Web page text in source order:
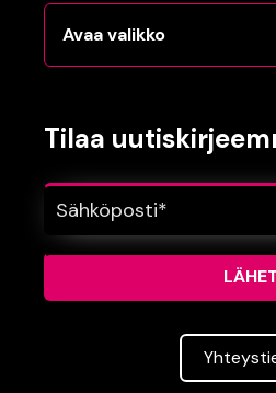
Avaa valikko
Tilaa